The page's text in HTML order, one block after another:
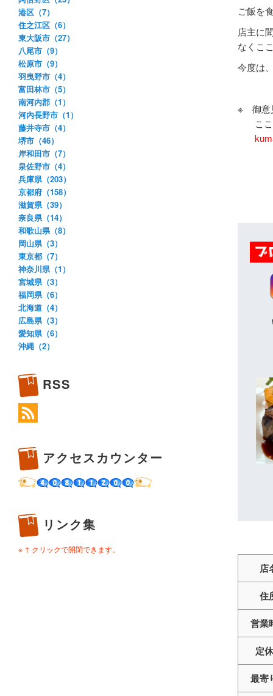
ご飯を
店主に
なくこ
今度は
※ 御意
ここ
店
住
営業
定
最寄
港区（7）
住之江区（6）
東大阪市（27）
八尾市（9）
松原市（9）
羽曳野市（4）
富田林市（5）
南河内郡（1）
河内長野市（1）
藤井寺市（4）
堺市（46）
岸和田市（7）
泉佐野市（4）
兵庫県（203）
京都府（158）
滋賀県（39）
奈良県（14）
和歌山県（8）
岡山県（3）
東京都（7）
神奈川県（1）
宮城県（3）
福岡県（6）
北海道（4）
広島県（3）
愛知県（6）
沖縄（2）
RSS
アクセスカウンター
リンク集
※ ↑ クリックで開閉できます。